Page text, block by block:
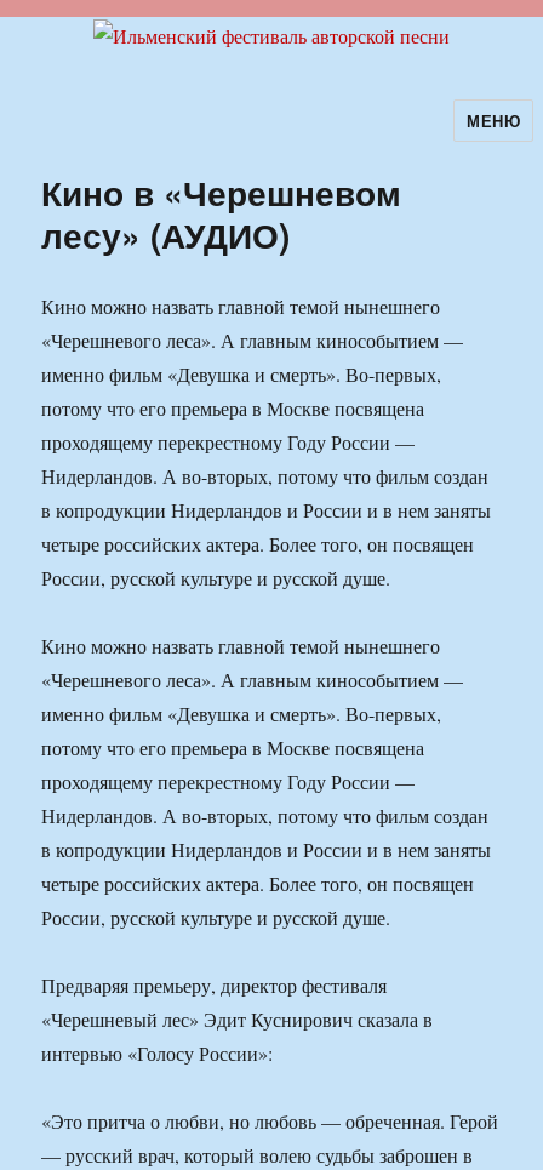
Ильменский фестиваль авторскойМЕНЮ
Кино в «Черешневом
лесу» (АУДИО)
Кино можно назвать главной темой нынешнего
«Черешневого леса». А главным кинособытием —
именно фильм «Девушка и смерть». Во-первых,
потому что его премьера в Москве посвящена
проходящему перекрестному Году России —
Нидерландов. А во-вторых, потому что фильм создан
в копродукции Нидерландов и России и в нем заняты
четыре российских актера. Более того, он посвящен
России, русской культуре и русской душе.
Кино можно назвать главной темой нынешнего
«Черешневого леса». А главным кинособытием —
именно фильм «Девушка и смерть». Во-первых,
потому что его премьера в Москве посвящена
проходящему перекрестному Году России —
Нидерландов. А во-вторых, потому что фильм создан
в копродукции Нидерландов и России и в нем заняты
четыре российских актера. Более того, он посвящен
России, русской культуре и русской душе.
Предваряя премьеру, директор фестиваля
«Черешневый лес» Эдит Куснирович сказала в
интервью «Голосу России»:
«Это притча о любви, но любовь — обреченная. Герой
— русский врач, который волею судьбы заброшен в